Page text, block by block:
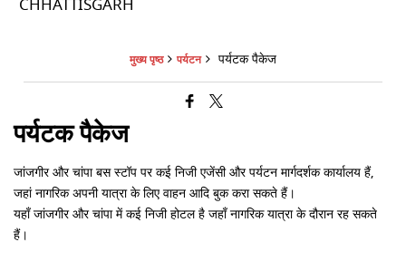
मुख्य पृष्ठ पर्यटन पर्यटक पैकेज
पर्यटक पैकेज
जांजगीर और चांपा बस स्टॉप पर कई निजी एजेंसी और पर्यटन मार्गदर्शक कार्यालय हैं,
जहां नागरिक अपनी यात्रा के लिए वाहन आदि बुक करा सकते हैं।
यहाँ जांजगीर और चांपा में कई निजी होटल है जहाँ नागरिक यात्रा के दौरान रह सकते
हैं।